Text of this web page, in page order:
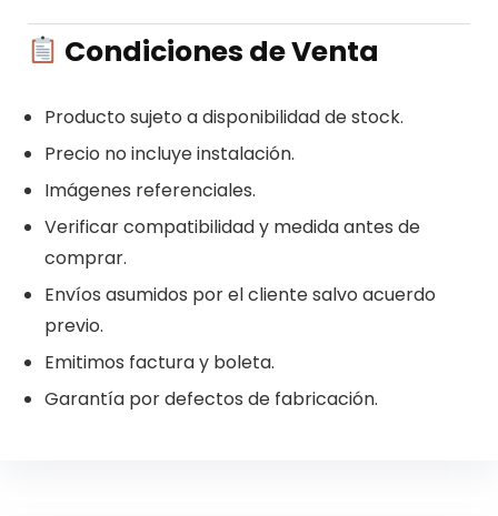
Condiciones de Venta
Producto sujeto a disponibilidad de stock.
Precio no incluye instalación.
Imágenes referenciales.
Verificar compatibilidad y medida antes de
comprar.
Envíos asumidos por el cliente salvo acuerdo
previo.
Emitimos factura y boleta.
Garantía por defectos de fabricación.